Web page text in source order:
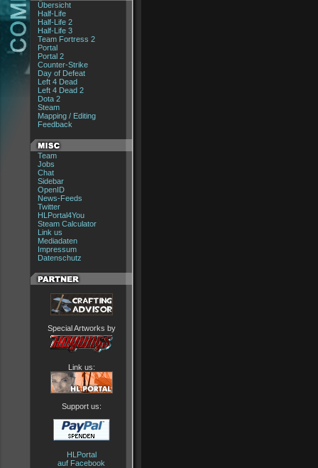
Übersicht
Half-Life
Half-Life 2
Half-Life 3
Team Fortress 2
Portal
Portal 2
Counter-Strike
Day of Defeat
Left 4 Dead
Left 4 Dead 2
Dota 2
Steam
Mapping / Editing
Feedback
Team
Jobs
Chat
Sidebar
OpenID
News-Feeds
Twitter
HLPortal4You
Steam Calculator
Link us
Mediadaten
Impressum
Datenschutz
Special Artworks by
Link us:
Support us:
HLPortal
auf Facebook